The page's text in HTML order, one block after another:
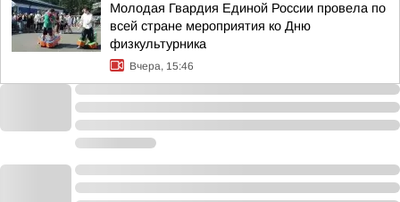
Молодая Гвардия Единой России провела по
всей стране мероприятия ко Дню
физкультурника
Вчера, 15:46